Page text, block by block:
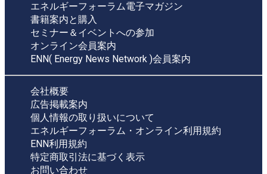
エネルギーフォーラム電子マガジン
書籍案内と購入
セミナー＆イベントへの参加
オンライン会員案内
ENN( Energy News Network )会員案内
会社概要
広告掲載案内
個人情報の取り扱いについて
エネルギーフォーラム・オンライン利用規約
ENN利用規約
特定商取引法に基づく表示
お問い合わせ